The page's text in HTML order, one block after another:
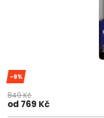
-9%
849 Kč
od 769 Kč